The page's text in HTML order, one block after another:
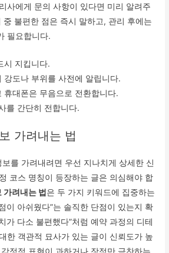
사에게 문의 사항이 있다면 미리 알려주
중 불편한 점은 즉시 말하고, 관리 후에는
필요합니다.
시 지킵니다.
강도나 부위를 사전에 알립니다.
휴대폰은 무음으로 전환합니다.
를 간단히 전합니다.
가려내는 법
를 가려내려면 우선 지나치게 상세한 신
코스 명칭이 등장하는 글은 의심해야 합
가려내는 법 은 두 가지 키워드에 집중하는
이 아쉬웠다”는 솔직한 단점이 있는지 확
가 다소 불편했다”처럼 예약 과정의 디테
한 객관적 묘사가 있는 글이 신뢰도가 높